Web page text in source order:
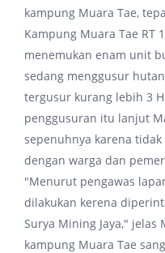
kampung Muara Tae,
Kampung Muara Tae RT
menemukan enam unit
sedang menggusur
tergusur kurang lebih 3
penggusuran itu lanjut
sepenuhnya karena
dengan warga dan
"Menurut pengawas
dilakukan kerena
Surya Mining Jaya," jelas
kampung Muara Tae